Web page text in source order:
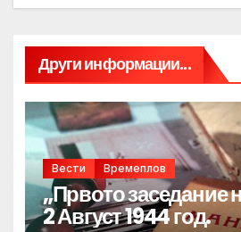
Други информации...
Вести Времеплов
„Првото
2 Август 1944 год.